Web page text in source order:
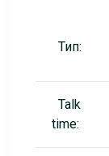
Тип:
Talk
time: